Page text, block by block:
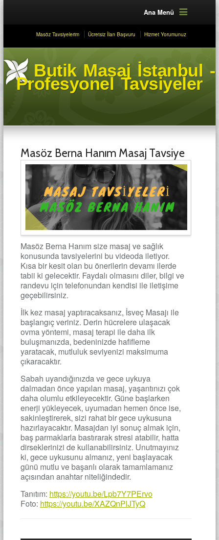
Ana Menü
Masöz Tavsiyelerim Ücretsiz İlan Başvuru Hizmet Yorumunuz
Butik Masaj İstanbul -
Profesyonel Tavsiyeler
Masöz Berna Hanım Masaj Tavsiye
Masöz Berna Hanım size masaj ve sağlık
konusunda tavsiyelerini bu videoda iletiyor.
Kısa bir kesit olan bu önerilerin devamı ilerde
tabii ki gelecektir. Faydalı olmasını diler, bilgi ve
randevu için telefonundan kendisi ile iletişime
geçebilirsiniz.
İlk kez masaj yaptıracaksanız, İsveç Masajı ile
başlangıç veriniz. Derin hücrelere ulaşacak
ovma yöntemi, masaj terapi ile daha ilk
buluşmanızda, bedeninizde hafifleme
yaratacak, mutluluk seviyenizi maksimuma
çıkaracaktır.
Sabah uyandığınızda ve gece uykuya
dalmadan önce yapılan masaj, yaşantınızı çok
daha olumlu etkileyecektir. Güne başlarken
enerji yükleyecek, uyumadan hemen önce ise,
sakinleştirerek, sizi rahat bir gece uykusuna
hazırlayacaktır. Masajdan iyi sonuç almak için,
baş parmaklarla bastırarak stresi atabilir, hatta
dirseklerinizi de kullanabilirsiniz. Unutmayınız
ki, gece uykusunu almanız, yeni başlayacak
günü mutlu ve başarılı olarak tamamlamanız
açısından anahtar niteliğindedir.
Tanıtım: https://youtu.be/Lpb7Y7PErvo
Foto: https://youtu.be/XAZQnPlJTyQ